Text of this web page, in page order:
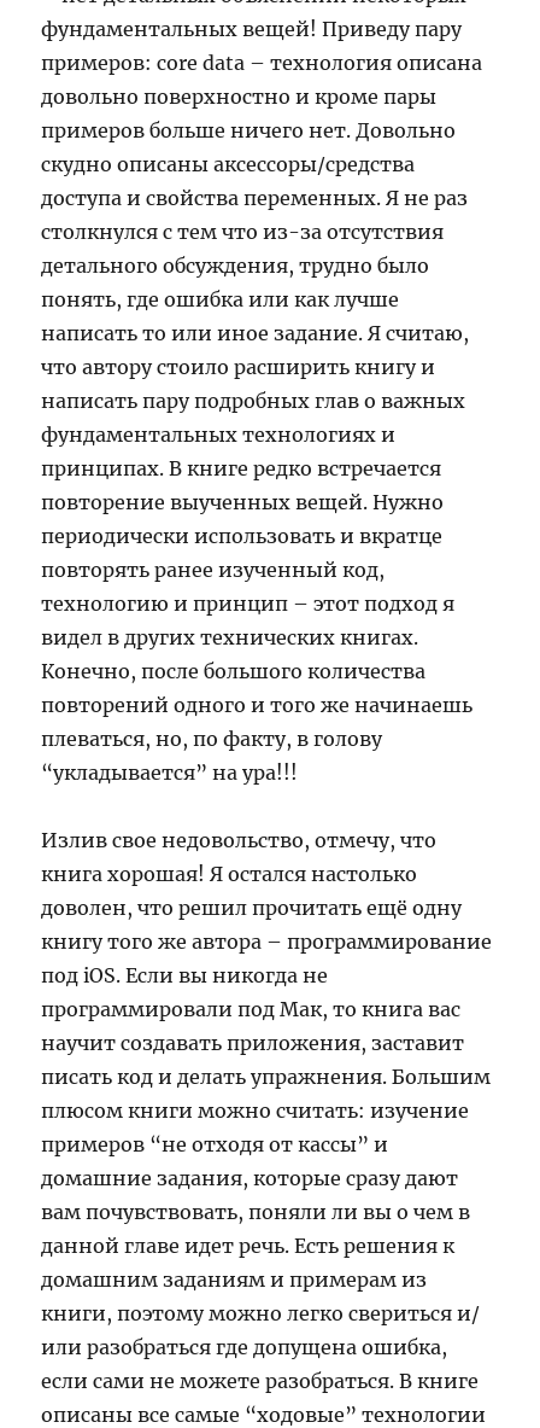
фундаментальных вещей! Приведу пару
примеров: core data – технология описана
довольно поверхностно и кроме пары
примеров больше ничего нет. Довольно
скудно описаны аксессоры/средства
доступа и свойства переменных. Я не раз
столкнулся с тем что из-за отсутствия
детального обсуждения, трудно было
понять, где ошибка или как лучше
написать то или иное задание. Я считаю,
что автору стоило расширить книгу и
написать пару подробных глав о важных
фундаментальных технологиях и
принципах. В книге редко встречается
повторение выученных вещей. Нужно
периодически использовать и вкратце
повторять ранее изученный код,
технологию и принцип – этот подход я
видел в других технических книгах.
Конечно, после большого количества
повторений одного и того же начинаешь
плеваться, но, по факту, в голову
“укладывается” на ура!!!
Излив свое недовольство, отмечу, что
книга хорошая! Я остался настолько
доволен, что решил прочитать ещё одну
книгу того же автора – программирование
под iOS. Если вы никогда не
программировали под Мак, то книга вас
научит создавать приложения, заставит
писать код и делать упражнения. Большим
плюсом книги можно считать: изучение
примеров “не отходя от кассы” и
домашние задания, которые сразу дают
вам почувствовать, поняли ли вы о чем в
данной главе идет речь. Есть решения к
домашним заданиям и примерам из
книги, поэтому можно легко свериться и/
или разобраться где допущена ошибка,
если сами не можете разобраться. В книге
описаны все самые “ходовые” технологии